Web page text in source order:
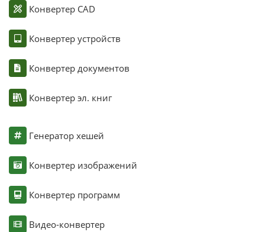
Конвертер CAD
Конвертер устройств
Конвертер документов
Конвертер эл. книг
Генератор хешей
Конвертер изображений
Конвертер программ
Видео-конвертер